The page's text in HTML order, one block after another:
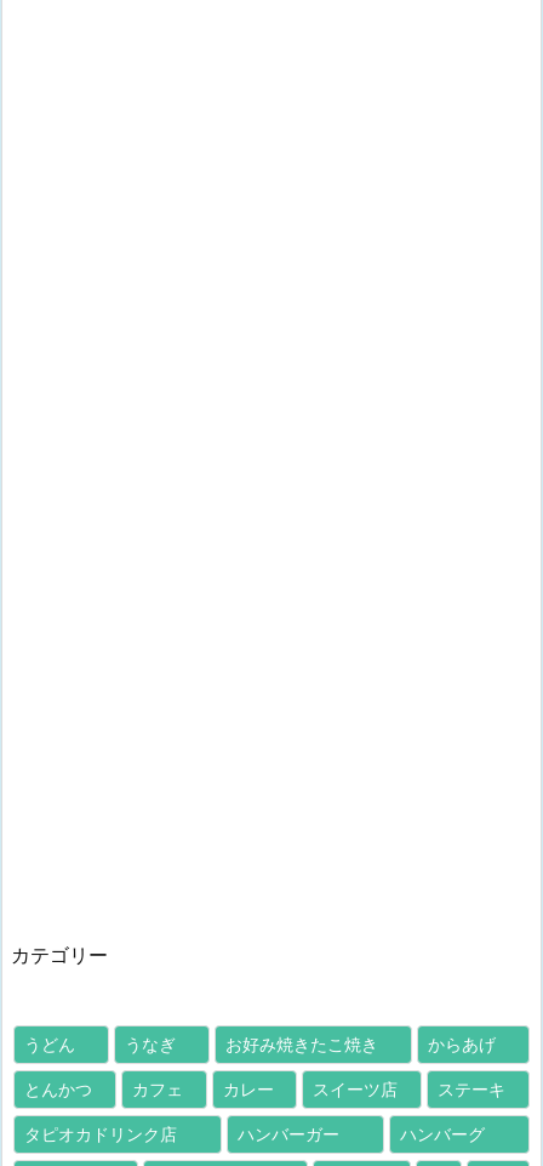
カテゴリー
うどん うなぎ お好み焼きたこ焼き からあげ
とんかつ カフェ カレー スイーツ店 ステーキ
タピオカドリンク店 ハンバーガー ハンバーグ